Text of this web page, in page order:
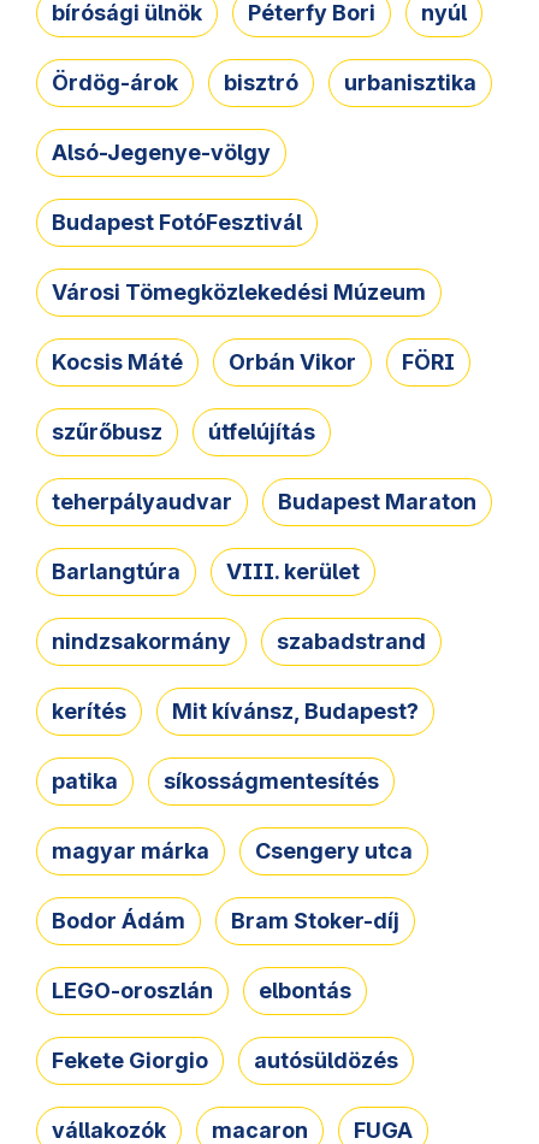
bírósági ülnök Péterfy Bori nyúl
Ördög-árok bisztró urbanisztika
Alsó-Jegenye-völgy
Budapest FotóFesztivál
Városi Tömegközlekedési Múzeum
Kocsis Máté Orbán Vikor FÖRI
szűrőbusz útfelújítás
teherpályaudvar Budapest Maraton
Barlangtúra VIII. kerület
nindzsakormány szabadstrand
kerítés Mit kívánsz, Budapest?
patika síkosságmentesítés
magyar márka Csengery utca
Bodor Ádám Bram Stoker-díj
LEGO-oroszlán elbontás
Fekete Giorgio autósüldözés
vállakozók macaron FUGA